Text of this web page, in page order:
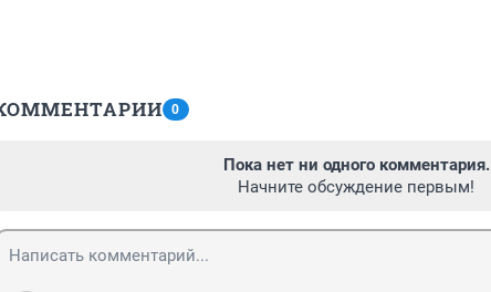
0
Пока нет ни одного комментария.
Начните обсуждение первым!